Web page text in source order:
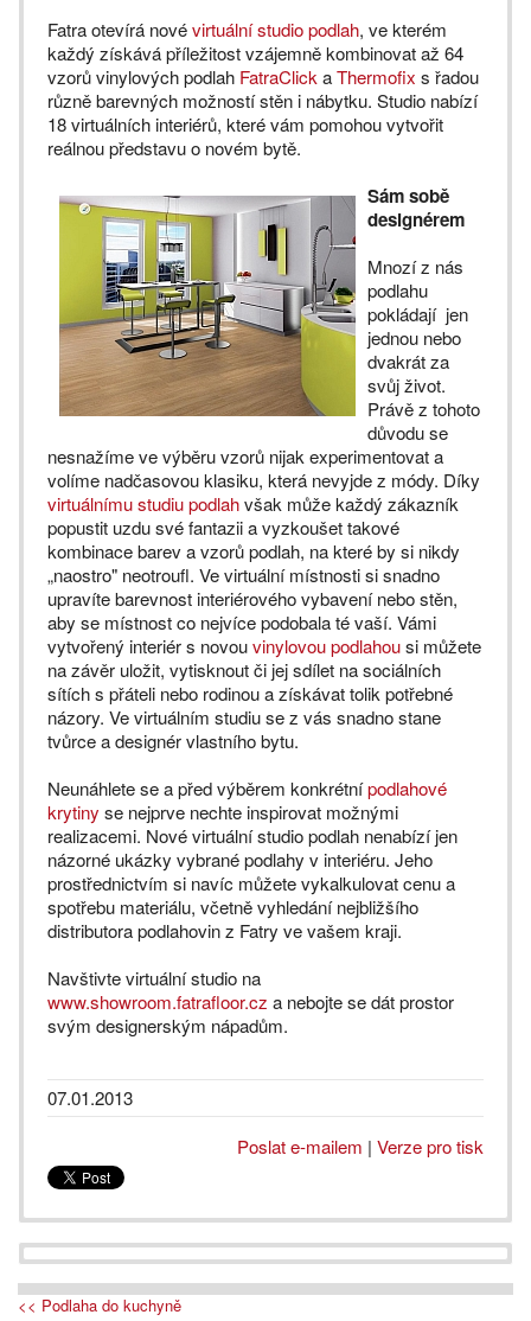
Fatra otevírá novévirtuální studio podlah, ve kterém
každý získává příležitost vzájemně kombinovat až 64
vzorů vinylových podlah FatraClick aThermofix s řadou
různě barevných možností stěn i nábytku. Studio nabízí
18 virtuálních interiérů, které vám pomohou vytvořit
reálnou představu o novém bytě.
Sám sobě
designérem
Mnozí z nás
podlahu
pokládají jen
jednou nebo
dvakrát za
svůj život.
Právě z tohoto
důvodu se
nesnažíme ve výběru vzorů nijak experimentovat a
volíme nadčasovou klasiku, která nevyjde z módy. Díky
virtuálnímu studiu podlahvšak může každý zákazník
popustit uzdu své fantazii a vyzkoušet takové
kombinace barev a vzorů podlah, na které by si nikdy
„naostro" neotroufl. Ve virtuální místnosti si snadno
upravíte barevnost interiérového vybavení nebo stěn,
aby se místnost co nejvíce podobala té vaší. Vámi
vytvořený interiér s novouvinylovou podlahousi můžete
na závěr uložit, vytisknout či jej sdílet na sociálních
sítích s přáteli nebo rodinou a získávat tolik potřebné
názory. Ve virtuálním studiu se z vás snadno stane
tvůrce a designér vlastního bytu.
Neunáhlete se a před výběrem konkrétnípodlahové
krytiny se nejprve nechte inspirovat možnými
realizacemi. Nové virtuální studio podlah nenabízí jen
názorné ukázky vybrané podlahy v interiéru. Jeho
prostřednictvím si navíc můžete vykalkulovat cenu a
spotřebu materiálu, včetně vyhledání nejbližšího
distributora podlahovin z Fatry ve vašem kraji.
Navštivte virtuální studio na
www.showroom.fatrafloor.cz a nebojte se dát prostor
svým designerským nápadům.
07.01.2013
Poslat e-mailem | Verze pro tisk
<< Podlaha do kuchyně